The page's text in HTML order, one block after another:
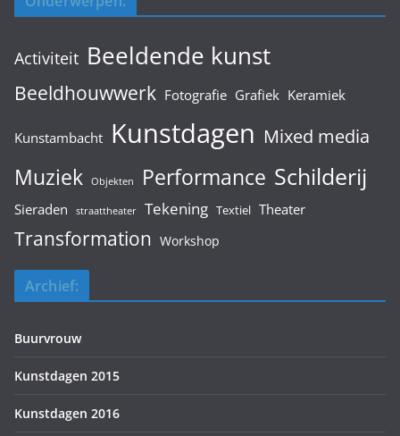
Activiteit Beeldende kunst
Beeldhouwwerk Fotografie Grafiek Keramiek
Kunstambacht Kunstdagen Mixed media
Muziek Objekten Performance Schilderij
Sieraden straattheater Tekening Textiel Theater
Transformation Workshop
Archief:
Buurvrouw
Kunstdagen 2015
Kunstdagen 2016